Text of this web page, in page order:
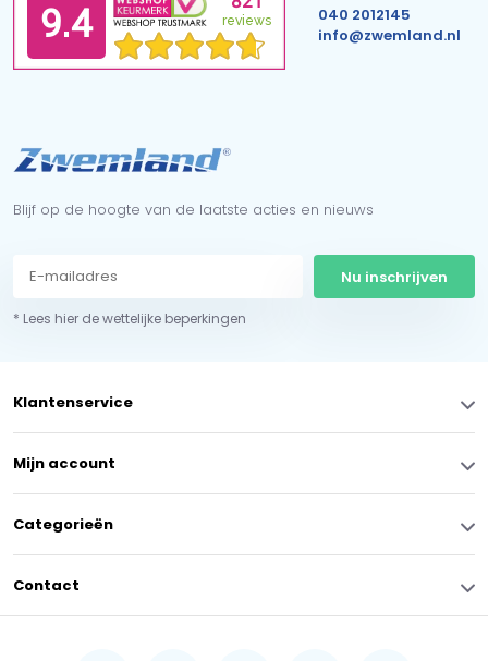
040 2012145
info@zwemland.nl
Blijf op de hoogte van de laatste acties en nieuws
Nu inschrijven
* Lees hier de wettelijke beperkingen
Klantenservice
Mijn account
Categorieën
Contact